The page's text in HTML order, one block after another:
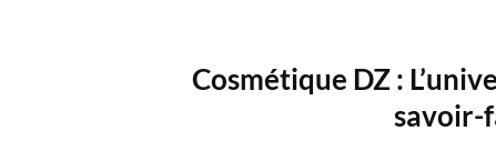
Cosmétique DZ :
savoir-